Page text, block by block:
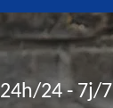
24h/24 - 7j/7